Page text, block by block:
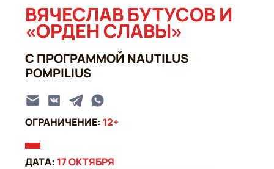
ВЯЧЕСЛАВ БУТУСОВ И
«ОРДЕН СЛАВЫ»
С ПРОГРАММОЙ NAUTILUS
POMPILIUS
ОГРАНИЧЕНИЕ: 12+
ДАТА: 17 ОКТЯБРЯ